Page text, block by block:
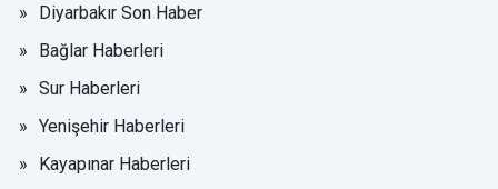
Diyarbakır Son Haber
Bağlar Haberleri
Sur Haberleri
Yenişehir Haberleri
Kayapınar Haberleri